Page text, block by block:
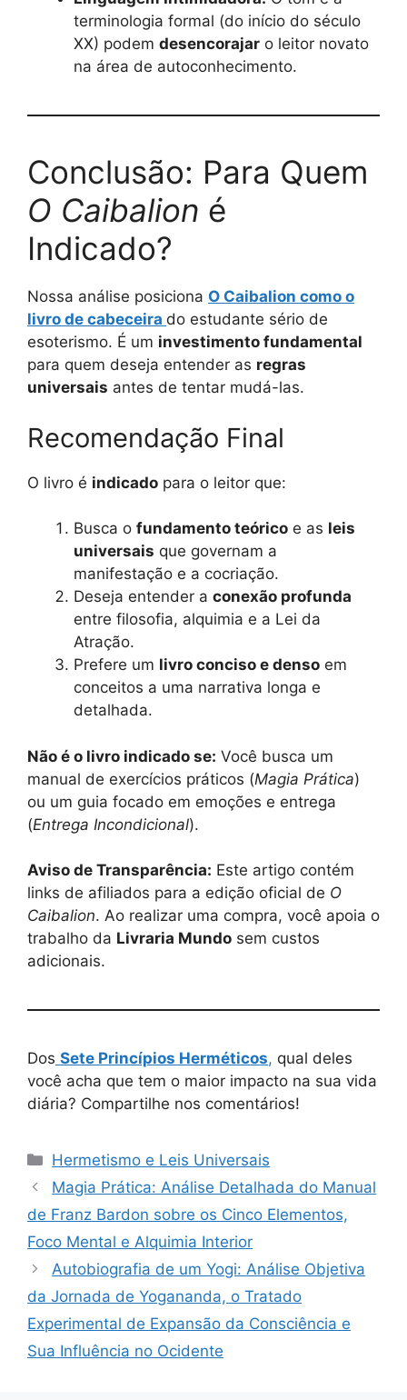
terminologia formal (do início do século
XX) podem desencorajar o leitor novato
na área de autoconhecimento.
Conclusão: Para Quem
O Caibalion é
Indicado?
Nossa análise posiciona O Caibalion como o
livro de cabeceira do estudante sério de
esoterismo. É um investimento fundamental
para quem deseja entender as regras
universais antes de tentar mudá-las.
Recomendação Final
O livro é indicado para o leitor que:
Busca o fundamento teórico e as leis
universais que governam a
manifestação e a cocriação.
Deseja entender a conexão profunda
entre filosofia, alquimia e a Lei da
Atração.
Prefere um livro conciso e denso em
conceitos a uma narrativa longa e
detalhada.
Não é o livro indicado se: Você busca um
manual de exercícios práticos (Magia Prática)
ou um guia focado em emoções e entrega
(Entrega Incondicional).
Aviso de Transparência: Este artigo contém
links de afiliados para a edição oficial de O
Caibalion. Ao realizar uma compra, você apoia o
trabalho da Livraria Mundo sem custos
adicionais.
Dos Sete Princípios Herméticos, qual deles
você acha que tem o maior impacto na sua vida
diária? Compartilhe nos comentários!
Categorias
Hermetismo e Leis Universais
Magia Prática: Análise Detalhada do Manual
de Franz Bardon sobre os Cinco Elementos,
Foco Mental e Alquimia Interior
Autobiografia de um Yogi: Análise Objetiva
da Jornada de Yogananda, o Tratado
Experimental de Expansão da Consciência e
Sua Influência no Ocidente